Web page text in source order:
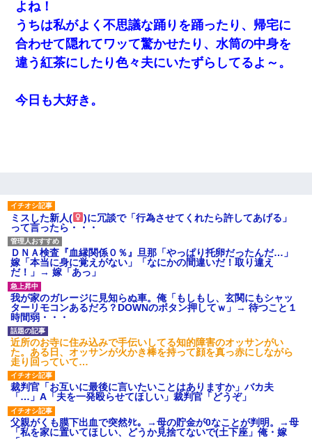
【画像】女上司(30)「終電なくなったね…部屋くる？」ワイ「行
きます！」
妊娠中に「おいこのブタ女！てめー席譲れ！」と絡まれ腹を殴る
真似された。泣きながら夫に話すと一年後に…
最近うちの庭に知らない男の人がしょっちゅう入ってくる。それ
を職場で愚痴ったら、同僚男性が怒鳴りつけてきた。
13歳娘が元嫁のところから逃げてきた。どう扱ったらいいのかわ
からない
わい(42)渋谷の夜のサービスで19の女の子にゴックンさせた結果
ｗｗｗｗｗｗｗｗ
【驚愕】5000円でＪＫと行為してきたが後悔しかない…
デパートの外商『私さんだと名乗る女が、ツケで宝石を買おうと
していて…』私「！？」→ 翌日。ママ友たちの様子が微妙におか
しくなり・・・
生保レディと行為する為に駆け引きしてみた結果ｗｗｗｗｗｗｗ
ｗｗｗｗｗ
我が家のガレージに見知らぬ車。俺「もしもし、玄関にもシャッ
よね！
うちは私がよく不思議な踊りを踊ったり、帰宅に
合わせて隠れてワッて驚かせたり、水筒の中身を
違う紅茶にしたり色々夫にいたずらしてるよ～。
今日も大好き。
ミスした新人(
)に冗談で「行為させてくれたら許してあげる」
って言ったら・・・
ＤＮＡ検査『血縁関係０％』旦那「やっぱり托卵だったんだ…」
嫁「本当に身に覚えがない」「なにかの間違いだ！取り違え
だ！」→ 嫁「あっ」
我が家のガレージに見知らぬ車。俺「もしもし、玄関にもシャッ
ターリモコンあるだろ？DOWNのボタン押してｗ」→ 待つこと１
時間弱・・・
近所のお寺に住み込みで手伝いしてる知的障害のオッサンがい
た。ある日、オッサンが火かき棒を持って顔を真っ赤にしながら
走り回っていて…
裁判官「お互いに最後に言いたいことはありますか」バカ夫
「…」A「夫を一発殴らせてほしい」裁判官「どうぞ」
父親がくも膜下出血で突然ﾀﾋ。→母の貯金が0なことが判明。→母
「私を家に置いてほしい、どうか見捨てないで(土下座」俺・嫁